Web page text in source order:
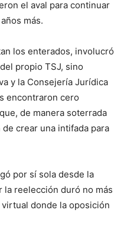
el aval para continuar
más.
los enterados, involucró
propio TSJ, sino
y la Consejería Jurídica
encontraron cero
de manera soterrada
crear una intifada para
por sí sola desde la
la reelección duró no más
donde la oposición